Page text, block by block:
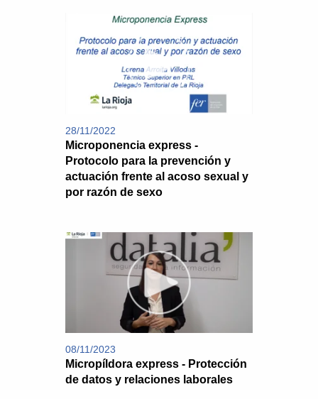
28/11/2022
Microponencia express -
Protocolo para la prevención y
actuación frente al acoso sexual y
por razón de sexo
08/11/2023
Micropíldora express - Protección
de datos y relaciones laborales